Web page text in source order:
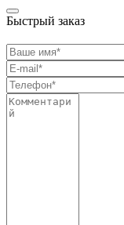
Быстрый заказ